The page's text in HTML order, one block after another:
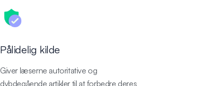
Pålidelig kilde
Giver læserne autoritative og
dybdegående artikler til at forbedre deres